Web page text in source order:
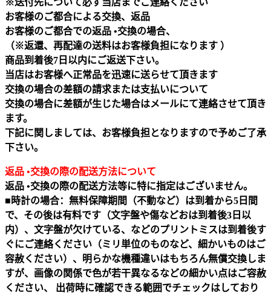
お客様のご都合による交換、返品
お客様のご都合での返品 •交換の場合、
（※返還、再配達の送料はお客様負担になります ）
商品到着後7日以内にご返送下さい。
当店はお客様へ正常品を迅速に送らせて頂きます
交換の場合の差額の請求または支払いについて
交換の場合に差額が生じた場合はメールにて連絡させて頂き
ます。
下記に関しましては、お客様負担となりますので予めご了承
下さい。
返品 •交換の際の配送方法について
返品 •交換の際の配送方法等に特に指定はございません。
■時計の場合：無料保障期間（不動など）は到着から5日間
で、その後は有料です（文字盤や傷などおは到着後3日以
内）、文字盤が欠けている、などのプリントミスは到着後す
ぐにご連絡ください（ミリ単位のものなど、細かいものはご
容赦ください）、明らかな機種違いはもちろん無償交換しま
すが、画像の関係で色が若干異なるなどの細かい点はご容赦
ください、 出荷時に確認できる範囲でチェックはしており